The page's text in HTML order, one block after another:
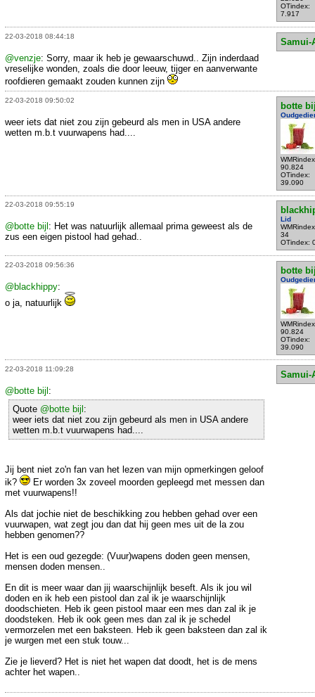
OTindex:
7.917
22-03-2018 08:44:18
Samui-
@venzje: Sorry, maar ik heb je gewaarschuwd.. Zijn inderdaad
vreselijke wonden, zoals die door leeuw, tijger en aanverwante
roofdieren gemaakt zouden kunnen zijn
22-03-2018 09:50:02
botte
90.824
OTindex:
39.090
weer iets dat niet zou zijn gebeurd als men in USA andere
wetten m.b.t vuurwapens had....
22-03-2018 09:55:19
Lid
34
OTindex:
@botte bijl : Het was natuurlijk allemaal prima geweest als de
zus een eigen pistool had gehad..
22-03-2018 09:56:36
botte
90.824
OTindex:
39.090
@blackhippy:
o ja, natuurlijk
22-03-2018 11:09:28
Samui-
@botte bijl :
Quote @botte bijl :
weer iets dat niet zou zijn gebeurd als men in USA andere
wetten m.b.t vuurwapens had....
Jij bent niet zo'n fan van het lezen van mijn opmerkingen geloof
ik?
Er worden 3x zoveel moorden gepleegd met messen dan
met vuurwapens!!
Als dat jochie niet de beschikking zou hebben gehad over een
vuurwapen, wat zegt jou dan dat hij geen mes uit de la zou
hebben genomen??
Het is een oud gezegde: (Vuur)wapens doden geen mensen,
mensen doden mensen..
En dit is meer waar dan jij waarschijnlijk beseft. Als ik jou wil
doden en ik heb een pistool dan zal ik je waarschijnlijk
doodschieten. Heb ik geen pistool maar een mes dan zal ik je
doodsteken. Heb ik ook geen mes dan zal ik je schedel
vermorzelen met een baksteen. Heb ik geen baksteen dan zal ik
je wurgen met een stuk touw...
Zie je lieverd? Het is niet het wapen dat doodt, het is de mens
achter het wapen..